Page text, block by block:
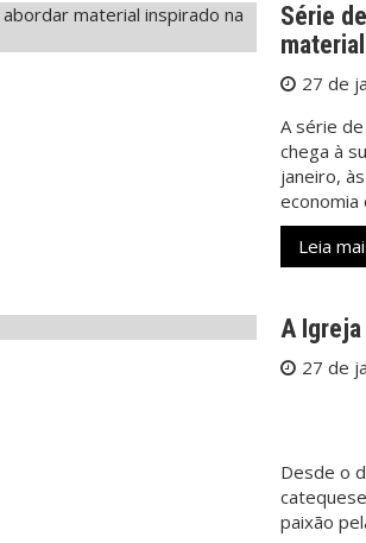
Série
27 de
A série
chega à
janeiro,
economia
Leia
A
27 de
Desde o
paixão